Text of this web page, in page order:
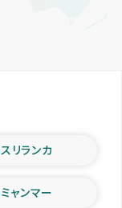
スリランカ
ミャンマー